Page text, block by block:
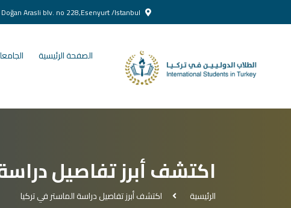
الصفحة الرئيسية
اكتشف أبرز تفاصيل
الرئيسية اكتشف أبرز تفاصيل دراسة الماستر في تركيا